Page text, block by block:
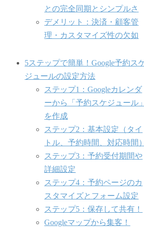
との完全同期とシンプルさ
デメリット：決済・顧客管
理・カスタマイズ性の欠如
5ステップで簡単！Google予約ス
ジュールの設定方法
ステップ1：Googleカレンダ
ーから「予約スケジュール」
を作成
ステップ2：基本設定（タイ
トル、予約時間、対応時間）
ステップ3：予約受付期間や
詳細設定
ステップ4：予約ページのカ
スタマイズとフォーム設定
ステップ5：保存して共有！
Googleマップから集客！